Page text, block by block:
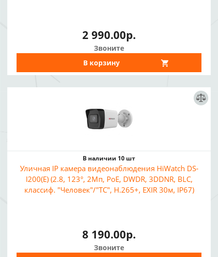
2 990.00р.
Звоните
В корзину
В наличии 10 шт
Уличная IP камера видеонаблюдения HiWatch DS-
I200(E) (2.8, 123°, 2Мп, PoE, DWDR, 3DDNR, BLC,
классиф. "Человек"/"ТС", H.265+, EXIR 30м, IP67)
8 190.00р.
Звоните